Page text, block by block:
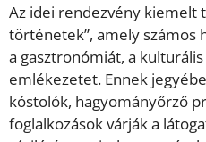
Az idei rendezvény kiemelt
történetek”, amely számos
a gasztronómiát, a
emlékezetet. Ennek
kóstolók, hagyományőrző
foglalkozások várják a